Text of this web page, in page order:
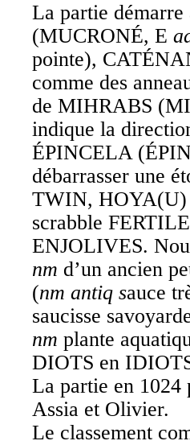
La partie
(MUCRONÉ, E
pointe),
comme des
de MIHRABS
indique la
ÉPINCELA
débarrasser une
TWIN,
scrabble
ENJOLIVES.
nm d’un ancien
(nm antiq sauce
saucisse
nm plante
DIOTS en
La partie en 1024
Assia et Olivier.
Le classement